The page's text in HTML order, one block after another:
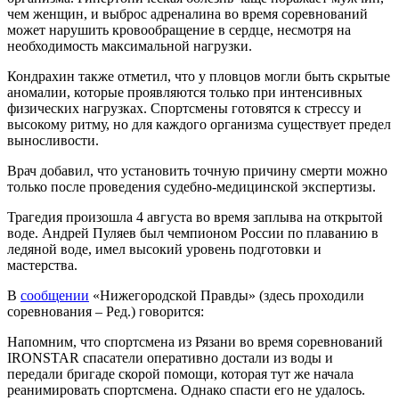
чем женщин, и выброс адреналина во время соревнований
может нарушить кровообращение в сердце, несмотря на
необходимость максимальной нагрузки.
Кондрахин также отметил, что у пловцов могли быть скрытые
аномалии, которые проявляются только при интенсивных
физических нагрузках. Спортсмены готовятся к стрессу и
высокому ритму, но для каждого организма существует предел
выносливости.
Врач добавил, что установить точную причину смерти можно
только после проведения судебно-медицинской экспертизы.
Трагедия произошла 4 августа во время заплыва на открытой
воде. Андрей Пуляев был чемпионом России по плаванию в
ледяной воде, имел высокий уровень подготовки и
мастерства.
В сообщении «Нижегородской Правды» (здесь проходили
соревнования – Ред.) говорится:
Напомним, что спортсмена из Рязани во время соревнований
IRONSTAR спасатели оперативно достали из воды и
передали бригаде скорой помощи, которая тут же начала
реанимировать спортсмена. Однако спасти его не удалось.